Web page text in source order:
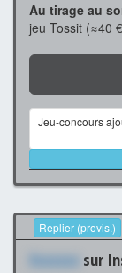
Au tirage au
jeu Tossit (≈40
Jeu-concours
Replier (provis.)
Xxxxxxx sur